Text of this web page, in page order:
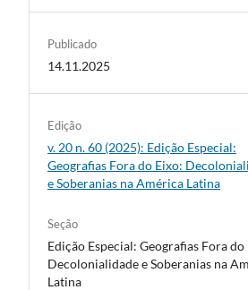
Publicado
14.11.2025
Edição
v. 20 n. 60 (2025): Edição Especial:
Geografias Fora do Eixo:
e Soberanias na América Latina
Seção
Edição Especial: Geografias Fora do
Decolonialidade e Soberanias na
Latina